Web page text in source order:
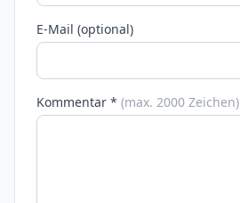
E-Mail (optional)
Kommentar * (max. 2000 Zeichen)